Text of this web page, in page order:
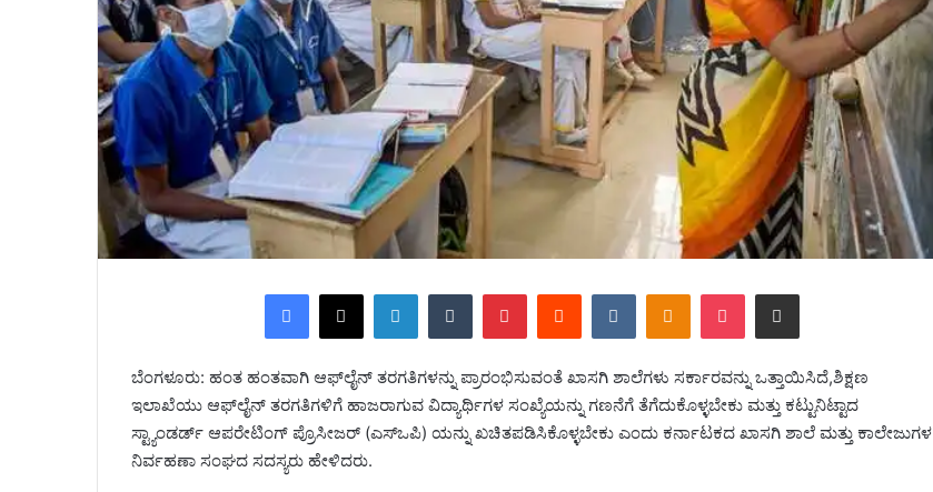
Facebook X LinkedIn Tumblr Pinterest Reddit VKontakte Odnoklassniki Pocket Share via Email
ಬೆಂಗಳೂರು: ಹಂತ ಹಂತವಾಗಿ ಆಫ್‌ಲೈನ್ ತರಗತಿಗಳನ್ನು ಪ್ರಾರಂಭಿಸುವಂತೆ ಖಾಸಗಿ ಶಾಲೆಗಳು ಸರ್ಕಾರವನ್ನು ಒತ್ತಾಯಿಸಿದೆ,ಶಿಕ್ಷಣ
ಇಲಾಖೆಯು ಆಫ್‌ಲೈನ್ ತರಗತಿಗಳಿಗೆ ಹಾಜರಾಗುವ ವಿದ್ಯಾರ್ಥಿಗಳ ಸಂಖ್ಯೆಯನ್ನು ಗಣನೆಗೆ ತೆಗೆದುಕೊಳ್ಳಬೇಕು ಮತ್ತು ಕಟ್ಟುನಿಟ್ಟಾದ
ಸ್ಟ್ಯಾಂಡರ್ಡ್ ಆಪರೇಟಿಂಗ್ ಪ್ರೊಸೀಜರ್ (ಎಸ್‌ಒಪಿ) ಯನ್ನು ಖಚಿತಪಡಿಸಿಕೊಳ್ಳಬೇಕು ಎಂದು ಕರ್ನಾಟಕದ ಖಾಸಗಿ ಶಾಲೆ ಮತ್ತು ಕಾಲೇಜುಗಳ
ನಿರ್ವಹಣಾ ಸಂಘದ ಸದಸ್ಯರು ಹೇಳಿದರು.